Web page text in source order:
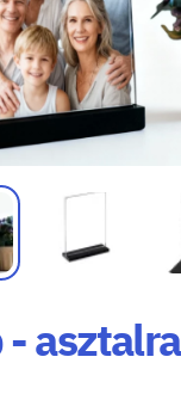
asztalra